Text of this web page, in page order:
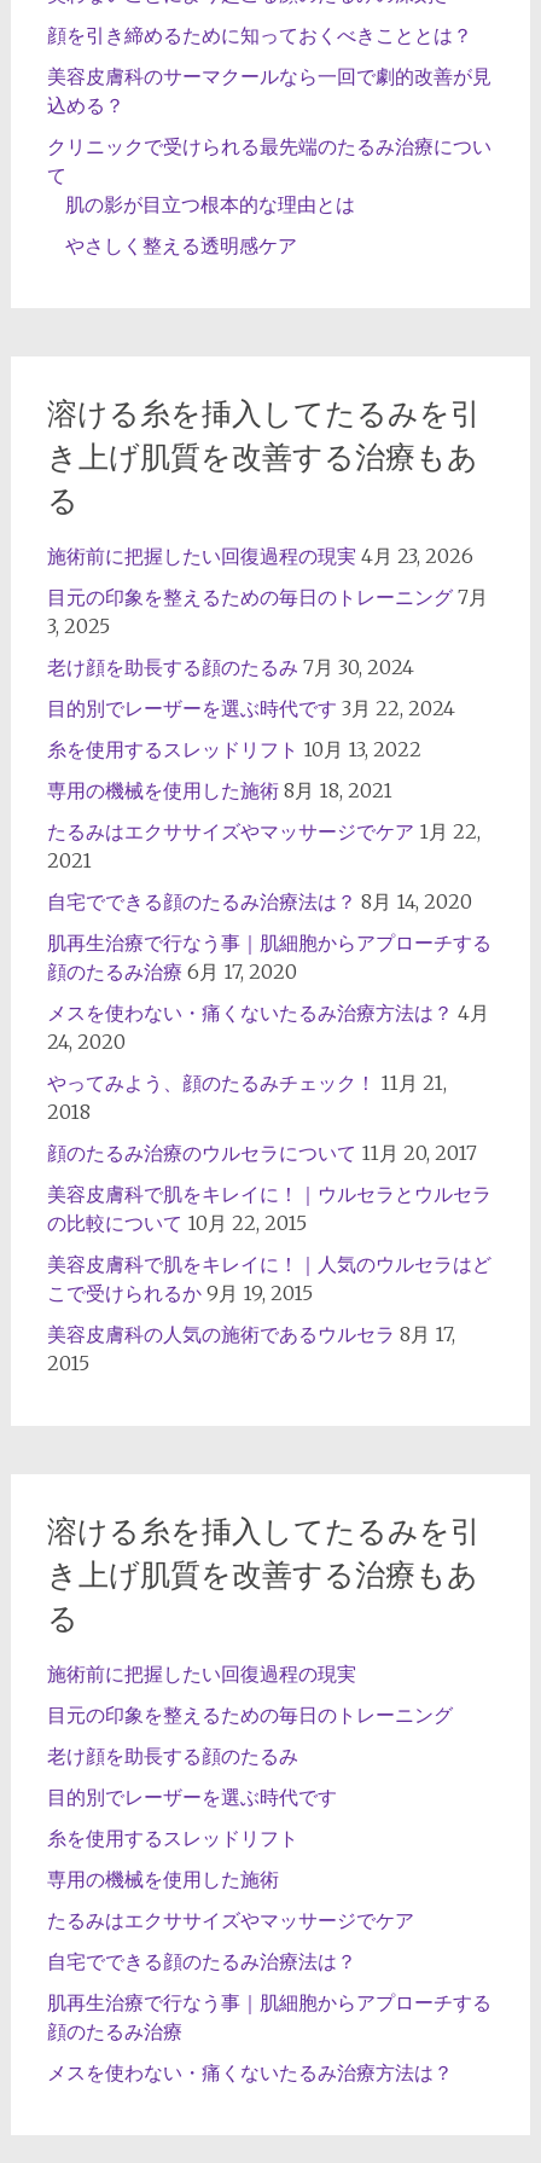
顔を引き締めるために知っておくべきこととは？
美容皮膚科のサーマクールなら一回で劇的改善が見
込める？
クリニックで受けられる最先端のたるみ治療につい
て
肌の影が目立つ根本的な理由とは
やさしく整える透明感ケア
溶ける糸を挿入してたるみを引
き上げ肌質を改善する治療もあ
る
施術前に把握したい回復過程の現実 4月 23, 2026
目元の印象を整えるための毎日のトレーニング 7月
3, 2025
老け顔を助長する顔のたるみ 7月 30, 2024
目的別でレーザーを選ぶ時代です 3月 22, 2024
糸を使用するスレッドリフト 10月 13, 2022
専用の機械を使用した施術 8月 18, 2021
たるみはエクササイズやマッサージでケア 1月 22,
2021
自宅でできる顔のたるみ治療法は？ 8月 14, 2020
肌再生治療で行なう事｜肌細胞からアプローチする
顔のたるみ治療 6月 17, 2020
メスを使わない・痛くないたるみ治療方法は？ 4月
24, 2020
やってみよう、顔のたるみチェック！ 11月 21,
2018
顔のたるみ治療のウルセラについて 11月 20, 2017
美容皮膚科で肌をキレイに！｜ウルセラとウルセラ
の比較について 10月 22, 2015
美容皮膚科で肌をキレイに！｜人気のウルセラはど
こで受けられるか 9月 19, 2015
美容皮膚科の人気の施術であるウルセラ 8月 17,
2015
溶ける糸を挿入してたるみを引
き上げ肌質を改善する治療もあ
る
施術前に把握したい回復過程の現実
目元の印象を整えるための毎日のトレーニング
老け顔を助長する顔のたるみ
目的別でレーザーを選ぶ時代です
糸を使用するスレッドリフト
専用の機械を使用した施術
たるみはエクササイズやマッサージでケア
自宅でできる顔のたるみ治療法は？
肌再生治療で行なう事｜肌細胞からアプローチする
顔のたるみ治療
メスを使わない・痛くないたるみ治療方法は？